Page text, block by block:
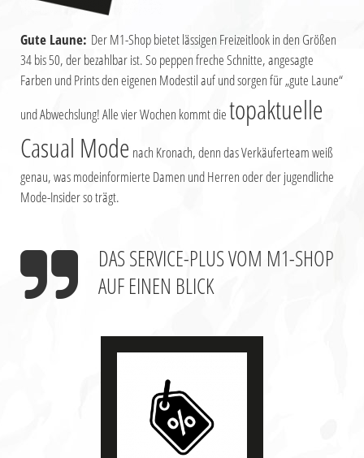
Gute Laune: Der M1-Shop bietet lässigen Freizeitlook in den Größen
34 bis 50, der bezahlbar ist.So peppen freche Schnitte, angesagte
Farben und Prints den eigenen Modestil aufund sorgen für „gute Laune“
und Abwechslung!Alle vier Wochen kommt dietopaktuelle
Casual Mode nach Kronach,denn das Verkäuferteam weiß
genau, was modeinformierte Damen und Herrenoder der jugendliche
Mode-Insider so trägt.
DAS SERVICE-PLUS VOM M1-SHOP
AUF EINEN BLICK